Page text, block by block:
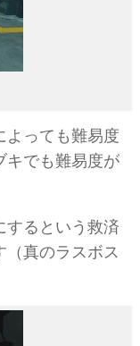
よっても難易度
キでも難易度が
するという救済
真のラスボス